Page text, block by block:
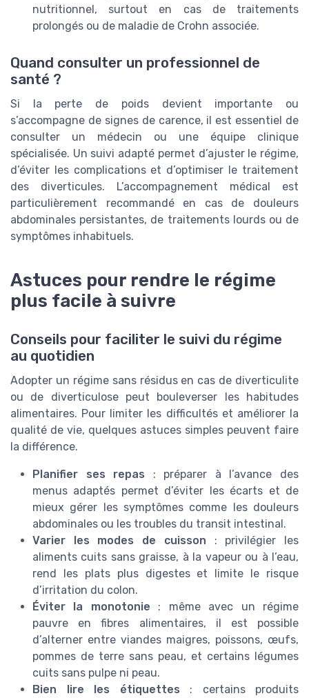
nutritionnel, surtout en cas de traitements
prolongés ou de maladie de Crohn associée.
Quand consulter un professionnel de
santé ?
Si la perte de poids devient importante ou
s’accompagne de signes de carence, il est essentiel de
consulter un médecin ou une équipe clinique
spécialisée. Un suivi adapté permet d’ajuster le régime,
d’éviter les complications et d’optimiser le traitement
des diverticules. L’accompagnement médical est
particulièrement recommandé en cas de douleurs
abdominales persistantes, de traitements lourds ou de
symptômes inhabituels.
Astuces pour rendre le régime
plus facile à suivre
Conseils pour faciliter le suivi du régime
au quotidien
Adopter un régime sans résidus en cas de diverticulite
ou de diverticulose peut bouleverser les habitudes
alimentaires. Pour limiter les difficultés et améliorer la
qualité de vie, quelques astuces simples peuvent faire
la différence.
Planifier ses repas : préparer à l’avance des
menus adaptés permet d’éviter les écarts et de
mieux gérer les symptômes comme les douleurs
abdominales ou les troubles du transit intestinal.
Varier les modes de cuisson : privilégier les
aliments cuits sans graisse, à la vapeur ou à l’eau,
rend les plats plus digestes et limite le risque
d’irritation du colon.
Éviter la monotonie : même avec un régime
pauvre en fibres alimentaires, il est possible
d’alterner entre viandes maigres, poissons, œufs,
pommes de terre sans peau, et certains légumes
cuits sans pulpe ni peau.
Bien lire les étiquettes : certains produits